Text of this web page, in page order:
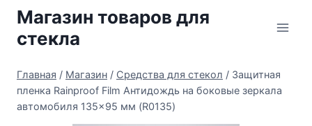
Перейти
содержимому
Магазин товаров для
стекла
Главная / Магазин / Средства для стекол / Защитная
пленка Rainproof Film Антидождь на боковые зеркала
автомобиля 135×95 мм (R0135)